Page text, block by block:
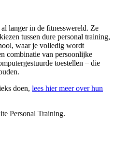
langer in de fitnesswereld. Ze
tussen dure personal training,
waar je volledig wordt
combinatie van persoonlijke
toestellen – die
doen, lees hier meer over hun